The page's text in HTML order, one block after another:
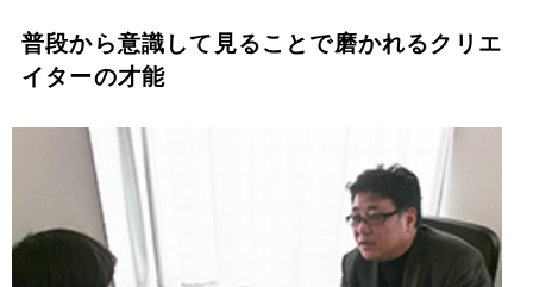
普段から意識して見ることで磨かれるクリエ
イターの才能